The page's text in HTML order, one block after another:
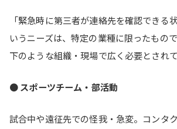
「緊急時に第三者が連絡先を確認できる
いうニーズは、特定の業種に限ったもの
下のような組織・現場で広く必要とされて
●スポーツチーム・部活動
試合中や遠征先での怪我・急変。コンタ